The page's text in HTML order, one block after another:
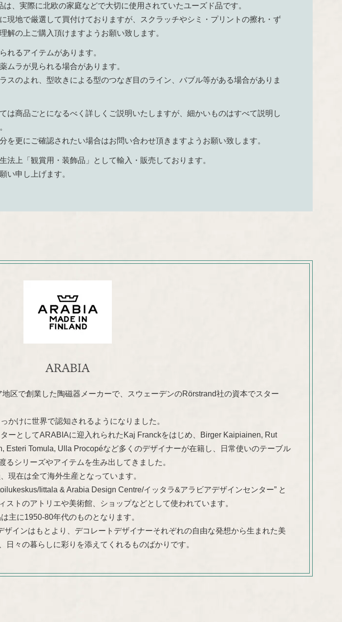
、実際に北欧の家庭などで大切に使用されていたユーズド品です。
現地で厳選して買付けておりますが、スクラッチやシミ・プリントの擦れ・ず
解の上ご購入頂けますようお願い致します。
れるアイテムがあります。
ムラが見られる場合があります。
スのよれ、型吹きによる型のつなぎ目のライン、バブル等がある場合がありま
は商品ごとになるべく詳しくご説明いたしますが、細かいものはすべて説明し
を更にご確認されたい場合はお問い合わせ頂きますようお願い致します。
法上「観賞用・装飾品」として輸入・販売しております。
い申し上げます。
区で創業した陶磁器メーカーで、スウェーデンのRörstrand社の資本でスター
かけに世界で認知されるようになりました。
ーとしてARABIAに迎入れられたKaj Franckをはじめ、Birger Kaipiainen, Rut
Esteri Tomula, Ulla Procopéなど多くのデザイナーが在籍し、日常使いのテーブル
シリーズやアイテムを生み出してきました。
現在は全て海外生産となっています。
Iittala & Arabia Design Centre/イッタラ&アラビアデザインセンター” と
ストのアトリエや美術館、ショップなどとして使われています。
主に1950-80年代のものとなります。
インはもとより、デコレートデザイナーそれぞれの自由な発想から生まれた美
々の暮らしに彩りを添えてくれるものばかりです。